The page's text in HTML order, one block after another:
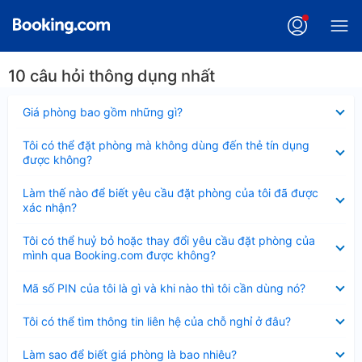
10 câu hỏi thông dụng nhất
Giá phòng bao gồm những gì?
thu
Tôi có thể đặt phòng mà không dùng đến thẻ tín dụng
được không?
thu
gọn
Làm thế nào để biết yêu cầu đặt phòng của tôi đã được
xác nhận?
thu
gọn
Tôi có thể huỷ bỏ hoặc thay đổi yêu cầu đặt phòng của
mình qua Booking.com được không?
thu
gọn
Mã số PIN của tôi là gì và khi nào thì tôi cần dùng nó?
thu
Tôi có thể tìm thông tin liên hệ của chỗ nghỉ ở đâu?
thu
Làm sao để biết giá phòng là bao nhiêu?
thu